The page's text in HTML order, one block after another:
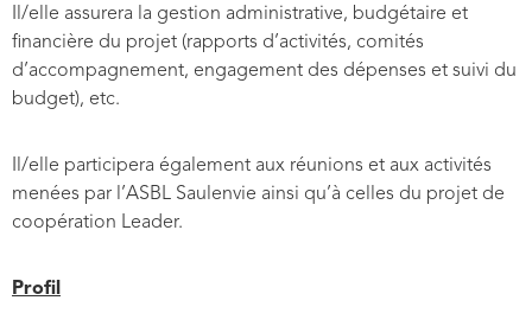
Il/elle assurera la gestion administrative, budgétaire et
financière du projet (rapports d’activités, comités
d’accompagnement, engagement des dépenses et suivi du
budget), etc.
Il/elle participera également aux réunions et aux activités
menées par l’ASBL Saulenvie ainsi qu’à celles du projet de
coopération Leader.
Profil